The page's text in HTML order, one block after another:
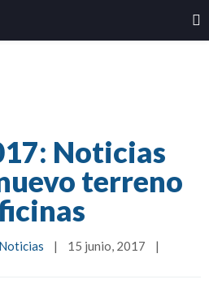
Noticias
terreno
Noticias | 15 junio, 2017 |